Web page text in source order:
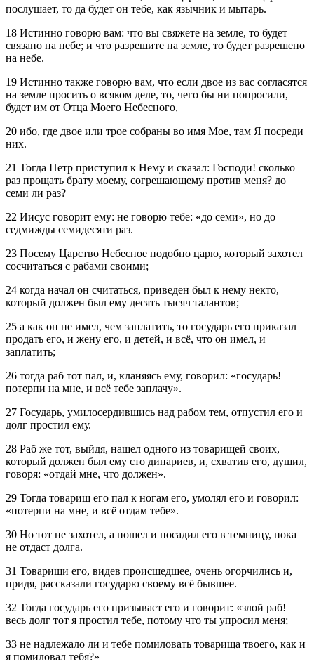
послушает, то да будет он тебе, как язычник и мытарь.
18 Истинно говорю вам: что вы свяжете на земле, то будет
связано на небе; и что разрешите на земле, то будет разрешено
на небе.
19 Истинно также говорю вам, что если двое из вас согласятся
на земле просить о всяком деле, то, чего бы ни попросили,
будет им от Отца Моего Небесного,
20 ибо, где двое или трое собраны во имя Мое, там Я посреди
них.
21 Тогда Петр приступил к Нему и сказал: Господи! сколько
раз прощать брату моему, согрешающему против меня? до
семи ли раз?
22 Иисус говорит ему: не говорю тебе: «до семи», но до
седмижды семидесяти раз.
23 Посему Царство Небесное подобно царю, который захотел
сосчитаться с рабами своими;
24 когда начал он считаться, приведен был к нему некто,
который должен был ему десять тысяч талантов;
25 а как он не имел, чем заплатить, то государь его приказал
продать его, и жену его, и детей, и всё, что он имел, и
заплатить;
26 тогда раб тот пал, и, кланяясь ему, говорил: «государь!
потерпи на мне, и всё тебе заплачу».
27 Государь, умилосердившись над рабом тем, отпустил его и
долг простил ему.
28 Раб же тот, выйдя, нашел одного из товарищей своих,
который должен был ему сто динариев, и, схватив его, душил,
говоря: «отдай мне, что должен».
29 Тогда товарищ его пал к ногам его, умолял его и говорил:
«потерпи на мне, и всё отдам тебе».
30 Но тот не захотел, а пошел и посадил его в темницу, пока
не отдаст долга.
31 Товарищи его, видев происшедшее, очень огорчились и,
придя, рассказали государю своему всё бывшее.
32 Тогда государь его призывает его и говорит: «злой раб!
весь долг тот я простил тебе, потому что ты упросил меня;
33 не надлежало ли и тебе помиловать товарища твоего, как и
я помиловал тебя?»